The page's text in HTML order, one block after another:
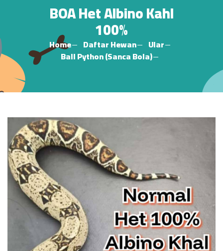
BOA Het Albino Kahl
100%
Home Daftar Hewan
Ular
Ball Python (Sanca Bola)